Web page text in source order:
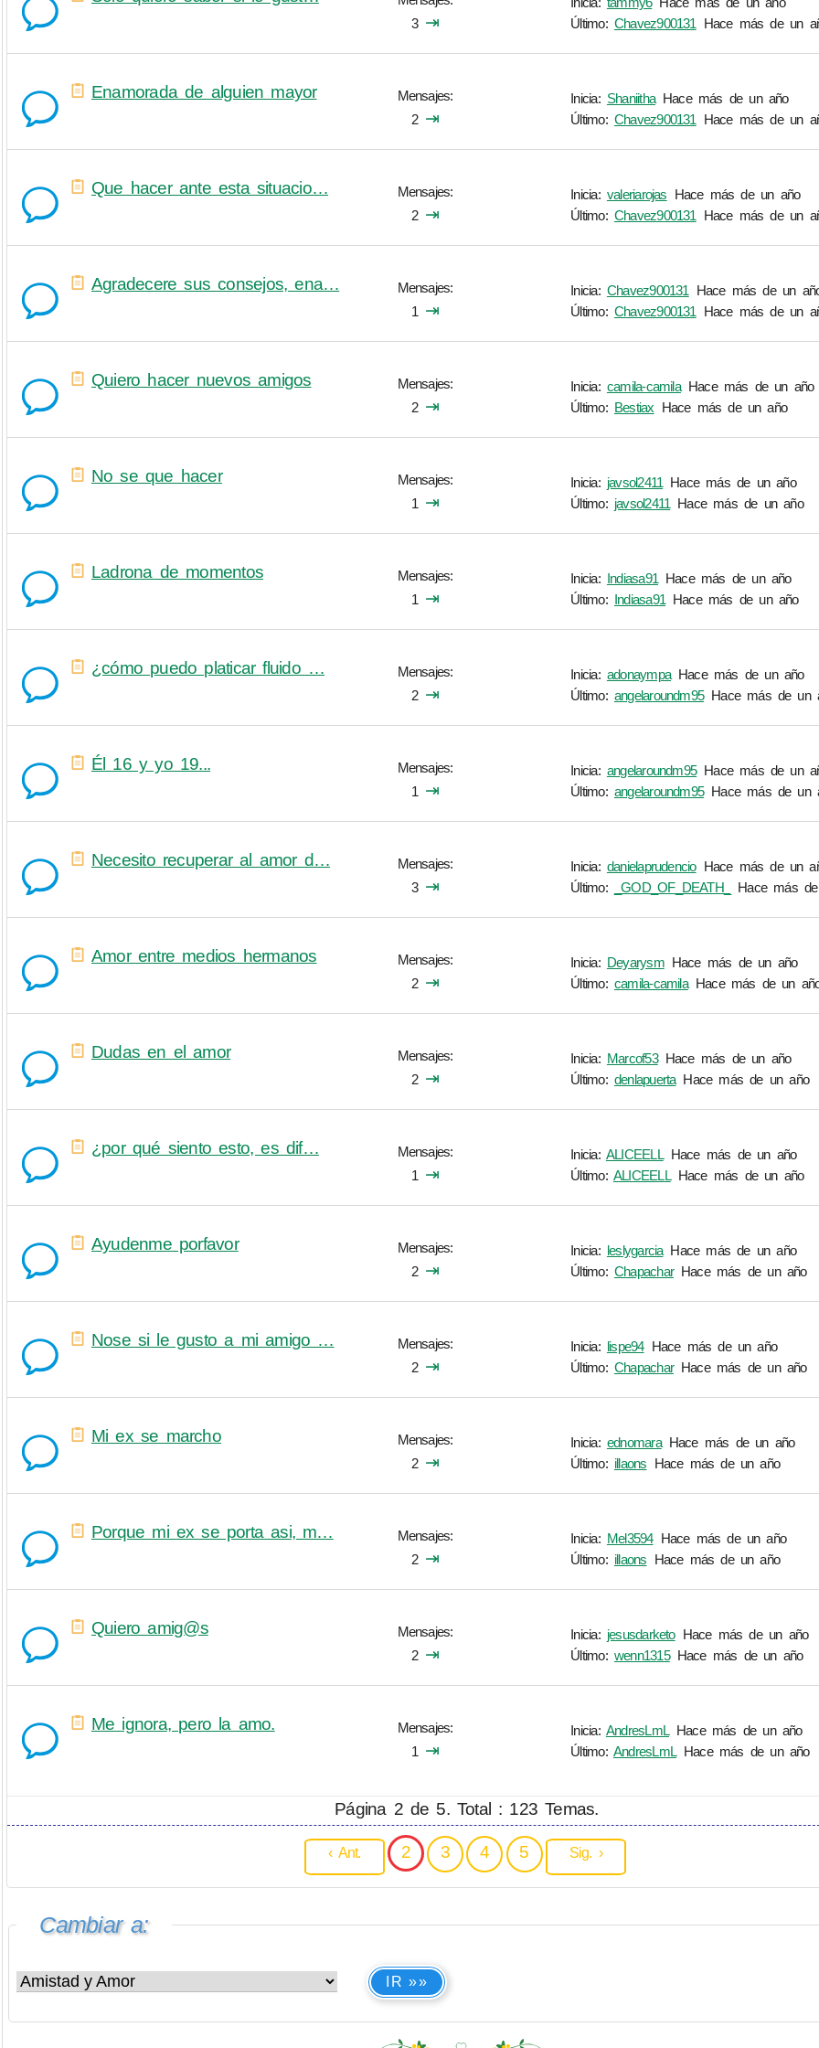
3 ⇥
Último: Chavez900131 Hace más de un
Enamorada de alguien mayor
Mensajes
2 ⇥
Inicia: Shaniitha Hace más de un año
Último: Chavez900131 Hace más de un
Que hacer ante esta situacio…
Mensajes
2 ⇥
Inicia: valeriarojas Hace más de un año
Último: Chavez900131 Hace más de un
Agradecere sus consejos, ena…
Mensajes
1 ⇥
Inicia: Chavez900131 Hace más de un
Último: Chavez900131 Hace más de un
Quiero hacer nuevos amigos
Mensajes
2 ⇥
Inicia: camila-camila Hace más de un año
Último: Bestiax Hace más de un año
No se que hacer
Mensajes
1 ⇥
Inicia: javsol2411 Hace más de un año
Último: javsol2411 Hace más de un año
Ladrona de momentos
Mensajes
1 ⇥
Inicia: Indiasa91 Hace más de un año
Último: Indiasa91 Hace más de un año
¿cómo puedo platicar fluido …
Mensajes
2 ⇥
Inicia: adonaympa Hace más de un año
Último: angelaroundm95 Hace más de un
Él 16 y yo 19...
Mensajes
1 ⇥
Inicia: angelaroundm95 Hace más de un
Último: angelaroundm95 Hace más de un
Necesito recuperar al amor d…
Mensajes
3 ⇥
Inicia: danielaprudencio Hace más de un
Último:
_GOD_OF_DEATH_ Hace más
Amor entre medios hermanos
Mensajes
2 ⇥
Inicia: Deyarysm Hace más de un año
Último: camila-camila Hace más de un
Dudas en el amor
Mensajes
2 ⇥
Inicia: Marcof53 Hace más de un año
Último: denlapuerta Hace más de un año
¿por qué siento esto, es dif…
Mensajes
1 ⇥
Inicia: ALICEELL Hace más de un año
Último: ALICEELL Hace más de un año
Ayudenme porfavor
Mensajes
2 ⇥
Inicia: leslygarcia Hace más de un año
Último: Chapachar Hace más de un año
Nose si le gusto a mi amigo …
Mensajes
2 ⇥
Inicia: lispe94 Hace más de un año
Último: Chapachar Hace más de un año
Mi ex se marcho
Mensajes
2 ⇥
Inicia: ednomara Hace más de un año
Último: illaons Hace más de un año
Porque mi ex se porta asi, m…
Mensajes
2 ⇥
Inicia: Mel3594 Hace más de un año
Último: illaons Hace más de un año
Quiero amig@s
Mensajes
2 ⇥
Inicia: jesusdarketo Hace más de un año
Último: wenn1315 Hace más de un año
Me ignora, pero la amo.
Mensajes
1 ⇥
Inicia: AndresLmL Hace más de un año
Último: AndresLmL Hace más de un año
Página 2 de 5. Total : 123 Temas.
‹ Ant. 2 3 4 5 Sig. ›
Cambiar a:
IR »»